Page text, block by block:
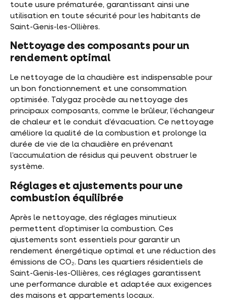
toute usure prématurée, garantissant ainsi une
utilisation en toute sécurité pour les habitants de
Saint-Genis-les-Ollières.
Nettoyage des composants pour un
rendement optimal
Le nettoyage de la chaudière est indispensable pour
un bon fonctionnement et une consommation
optimisée. Talygaz procède au nettoyage des
principaux composants, comme le brûleur, l’échangeur
de chaleur et le conduit d’évacuation. Ce nettoyage
améliore la qualité de la combustion et prolonge la
durée de vie de la chaudière en prévenant
l’accumulation de résidus qui peuvent obstruer le
système.
Réglages et ajustements pour une
combustion équilibrée
Après le nettoyage, des réglages minutieux
permettent d’optimiser la combustion. Ces
ajustements sont essentiels pour garantir un
rendement énergétique optimal et une réduction des
émissions de CO₂. Dans les quartiers résidentiels de
Saint-Genis-les-Ollières, ces réglages garantissent
une performance durable et adaptée aux exigences
des maisons et appartements locaux.